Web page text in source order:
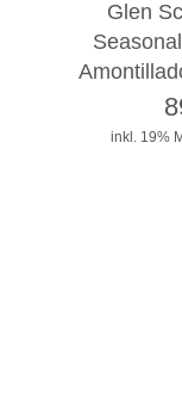
Glen
inkl. 19%